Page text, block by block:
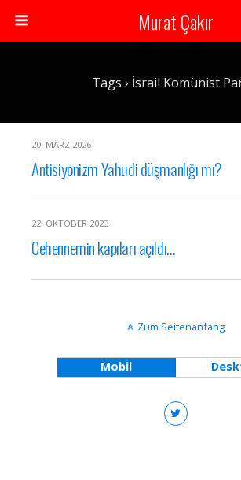
Murat Çakır
Tags › İsrail Komünist
20. MÄRZ 2026
Antisiyonizm Yahudi düşmanlığı mı?
22. OKTOBER 2023
Cehennemin kapıları açıldı…
Zum Seitenanfang
Mobil